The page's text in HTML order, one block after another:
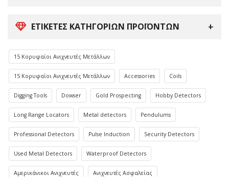
ΕΤΙΚΈΤΕΣ ΚΑΤΗΓΟΡΙΏΝ ΠΡΟΪΌΝΤΩΝ
15 Κορυφαίοι Ανιχνευτές Μετάλλων
15 Κορυφαίοι Ανιχνευτές Μετάλλων Accessories Coils
Digging Tools Dowser Gold Prospecting Hobby Detectors
Long Range Locators Metal detectors Pendulums
Professional Detectors Pulse Induction Security Detectors
Used Metal Detectors Waterproof Detectors
Αμερικάνικοι Ανιχνευτές Ανιχνευτές Ασφαλείας